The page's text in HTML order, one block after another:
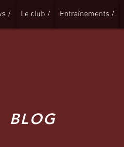
/ Le club / Entraînements /
BLOG